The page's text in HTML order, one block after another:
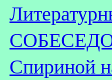
Спириной